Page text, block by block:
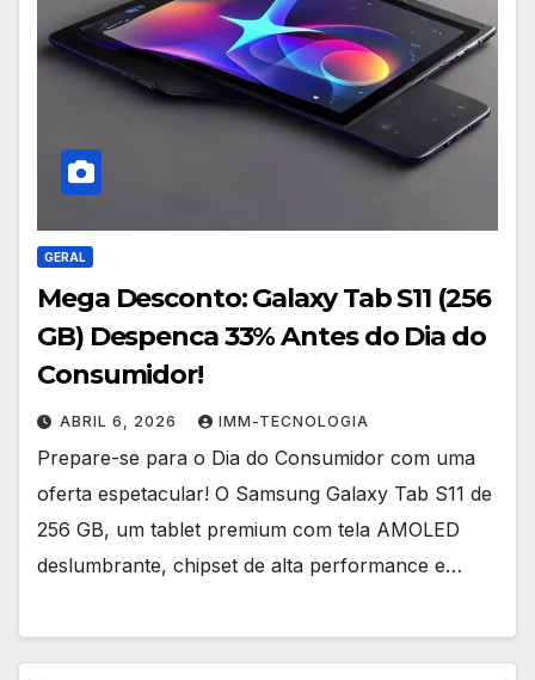
GERAL
Mega Desconto: Galaxy Tab S11 (256
GB) Despenca 33% Antes do Dia do
Consumidor!
ABRIL 6, 2026 IMM-TECNOLOGIA
Prepare-se para o Dia do Consumidor com uma
oferta espetacular! O Samsung Galaxy Tab S11 de
256 GB, um tablet premium com tela AMOLED
deslumbrante, chipset de alta performance e…